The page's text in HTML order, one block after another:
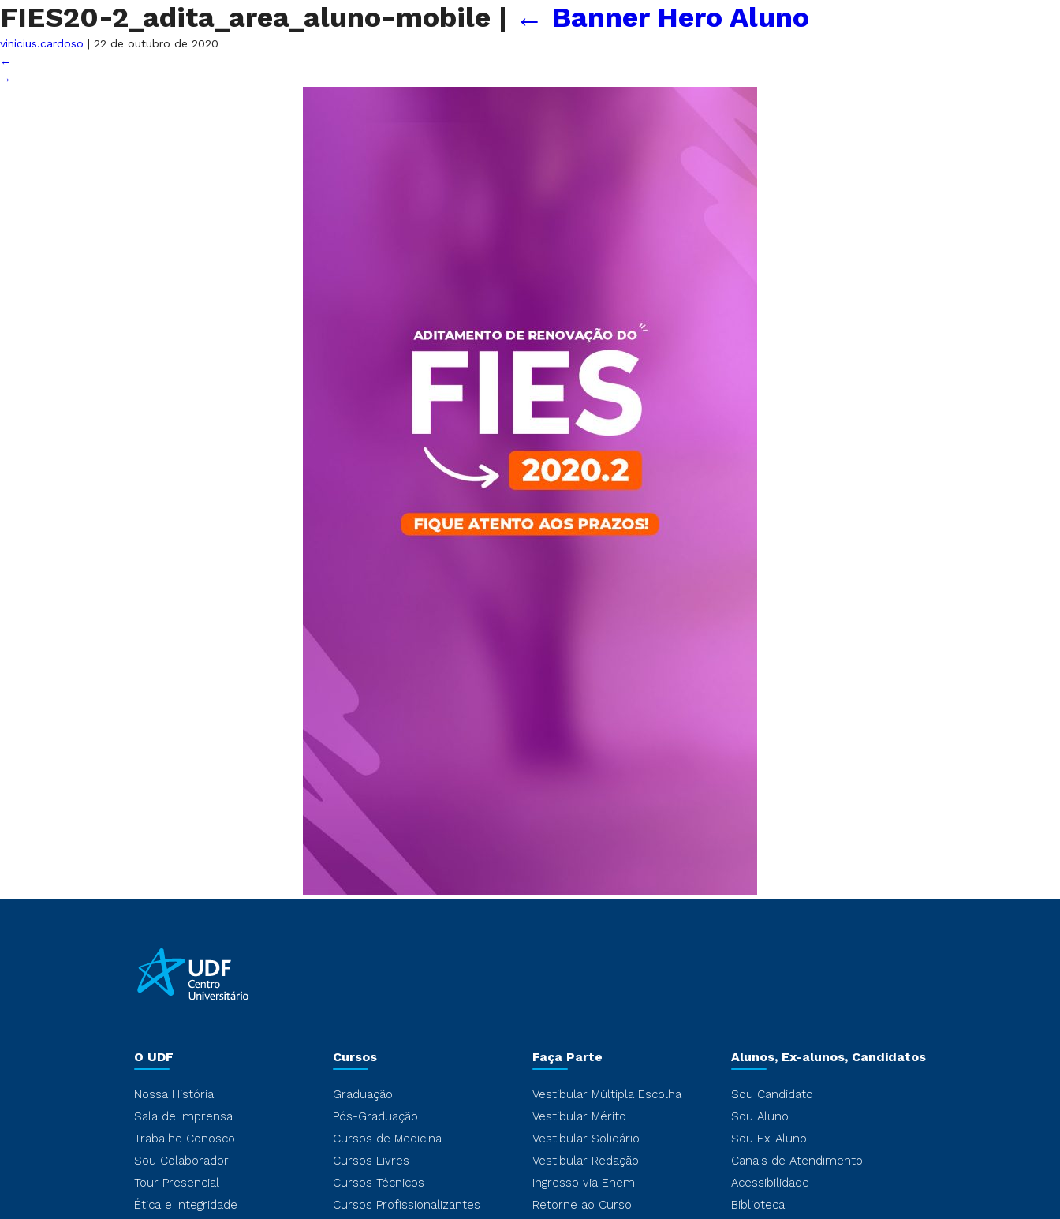
FIES20-2_adita_area_aluno-mobile | ← Banner Hero Aluno
vinicius.cardoso | 22 de outubro de 2020
←
→
O UDF
Nossa História
Sala de Imprensa
Trabalhe Conosco
Sou Colaborador
Tour Presencial
Ética e Integridade
Cursos
Graduação
Pós-Graduação
Cursos de Medicina
Cursos Livres
Cursos Técnicos
Cursos Profissionalizantes
Faça Parte
Vestibular Múltipla Escolha
Vestibular Mérito
Vestibular Solidário
Vestibular Redação
Ingresso via Enem
Retorne ao Curso
Alunos, Ex-alunos, Candidatos
Sou Candidato
Sou Aluno
Sou Ex-Aluno
Canais de Atendimento
Acessibilidade
Biblioteca